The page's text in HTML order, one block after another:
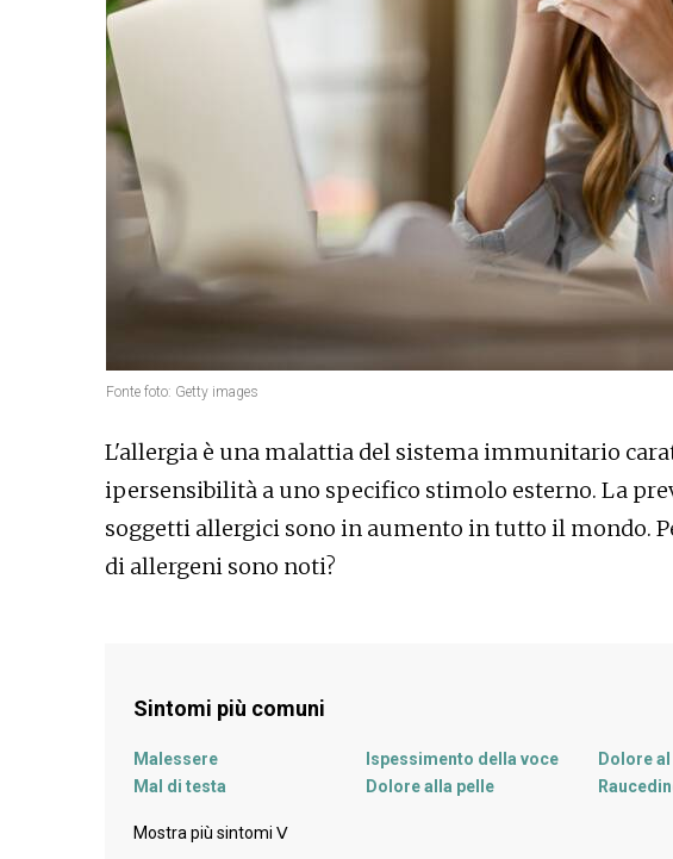
Fonte foto: Getty images
L'allergia è una malattia del sistema immunitario
ipersensibilità a uno specifico stimolo esterno. La
soggetti allergici sono in aumento in tutto il mondo.
di allergeni sono noti?
Sintomi più comuni
Malessere Ispessimento della voce Dolore
Mal di testa
Dolore alla pelle
Mostra più sintomi ᐯ